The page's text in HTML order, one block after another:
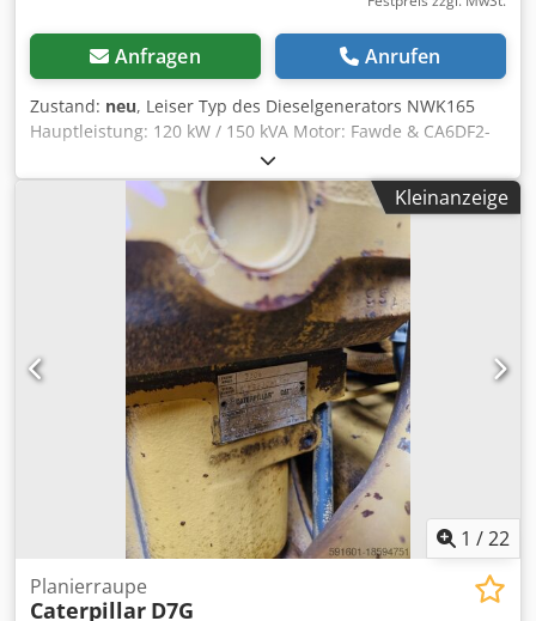
Anfragen Anrufen
Zustand: neu, Leiser Typ des Dieselgenerators NWK165
Hauptleistung: 120 kW / 150 kVA Motor: Fawde & CA6DF2-
19D, 4 Zylinder, wassergekühlt Anschluss: Steckdosen & 4P
RCD-Schutzschalter Tankinhalt: Chedenkau Nspfx Abnja
Frequenz: 50 Hz Spannung: 400/230 V Regeltyp:
Elektronisch Controller: Comap Intelilite4 AMF8 inkl. AVR,
Batterieladegerät, Warmwasserbereiter
Kleinanzeige
1 /22
Planierraupe
Caterpillar D7G